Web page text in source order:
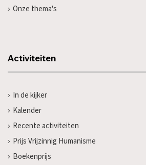
Onze thema's
Activiteiten
In de kijker
Kalender
Recente activiteiten
Prijs Vrijzinnig Humanisme
Boekenprijs